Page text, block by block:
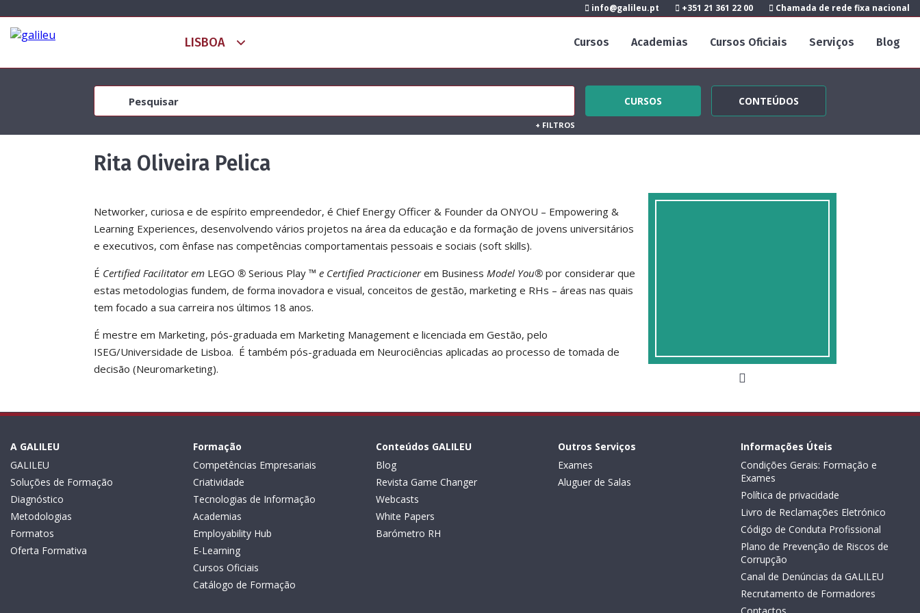
info@galileu.pt +351 21 361 22 00 Chamada de rede fixa nacional
Cursos Academias Cursos Oficiais Serviços Blog
CURSOS CONTEÚDOS
+ FILTROS
Rita Oliveira Pelica
Networker, curiosa e de espírito empreendedor, é Chief Energy Officer & Founder da ONYOU – Empowering &
Learning Experiences, desenvolvendo vários projetos na área da educação e da formação de jovens universitários
e executivos, com ênfase nas competências comportamentais pessoais e sociais (soft skills).
É Certified Facilitator em LEGO ® Serious Play ™ e Certified Practicionerem Business Model You® por considerar que
estas metodologias fundem, de forma inovadora e visual, conceitos de gestão, marketing e RHs – áreas nas quais
tem focado a sua carreira nos últimos 18 anos.
É mestre em Marketing, pós-graduada em Marketing Management e licenciada em Gestão, pelo
ISEG/Universidade de Lisboa. É também pós-graduada em Neurociências aplicadas ao processo de tomada de
decisão (Neuromarketing).
A GALILEU
GALILEU
Soluções de Formação
Diagnóstico
Metodologias
Formatos
Oferta Formativa
Formação
Competências Empresariais
Criatividade
Tecnologias de Informação
Academias
Employability Hub
E-Learning
Cursos Oficiais
Catálogo de Formação
Conteúdos GALILEU
Blog
Revista Game Changer
Webcasts
White Papers
Barómetro RH
Outros Serviços
Exames
Aluguer de Salas
Informações Úteis
Condições Gerais: Formação e
Exames
Política de privacidade
Livro de Reclamações Eletrónico
Código de Conduta Profissional
Plano de Prevenção de Riscos de
Corrupção
Canal de Denúncias da GALILEU
Recrutamento de Formadores